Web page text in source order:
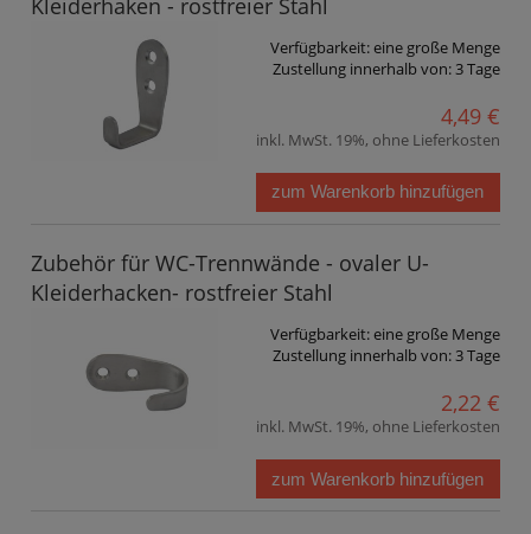
Kleiderhaken - rostfreier Stahl
Verfügbarkeit:eine große Menge
Zustellung innerhalb von:3 Tage
4,49 €
inkl. MwSt. 19%, ohne Lieferkosten
zum Warenkorb hinzufügen
Zubehör für WC-Trennwände - ovaler U-
Kleiderhacken- rostfreier Stahl
Verfügbarkeit:eine große Menge
Zustellung innerhalb von:3 Tage
2,22 €
inkl. MwSt. 19%, ohne Lieferkosten
zum Warenkorb hinzufügen